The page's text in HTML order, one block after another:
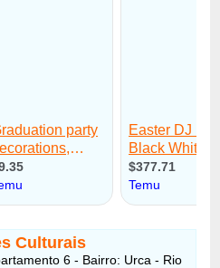
Culturais
6 - Bairro: Urca - Rio